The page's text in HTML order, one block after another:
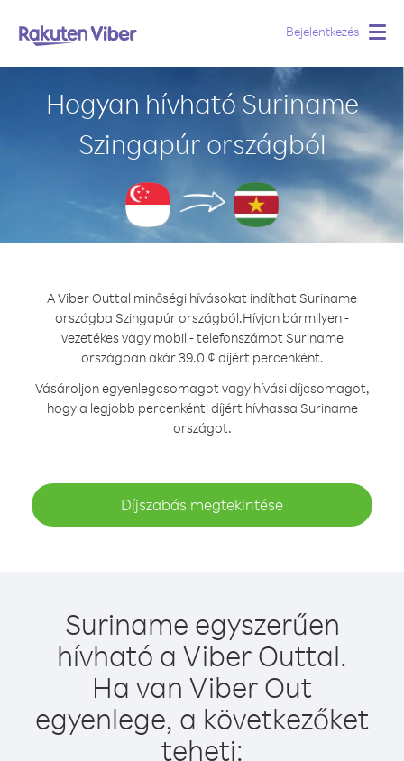
Bejelentkezés
Hogyan hívható Suriname
Szingapúr országból
A Viber Outtal minőségi hívásokat indíthat Suriname
országba Szingapúr országból.Hívjon bármilyen -
vezetékes vagy mobil - telefonszámot Suriname
országban akár 39.0 ¢ díjért percenként.
Vásároljon egyenlegcsomagot vagy hívási díjcsomagot,
hogy a legjobb percenkénti díjért hívhassa Suriname
országot.
Díjszabás megtekintése
Suriname egyszerűen
hívható a Viber Outtal.
Ha van Viber Out
egyenlege, a következőket
teheti: